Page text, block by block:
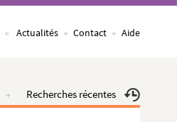
Actualités Contact Aide
Recherches récentes